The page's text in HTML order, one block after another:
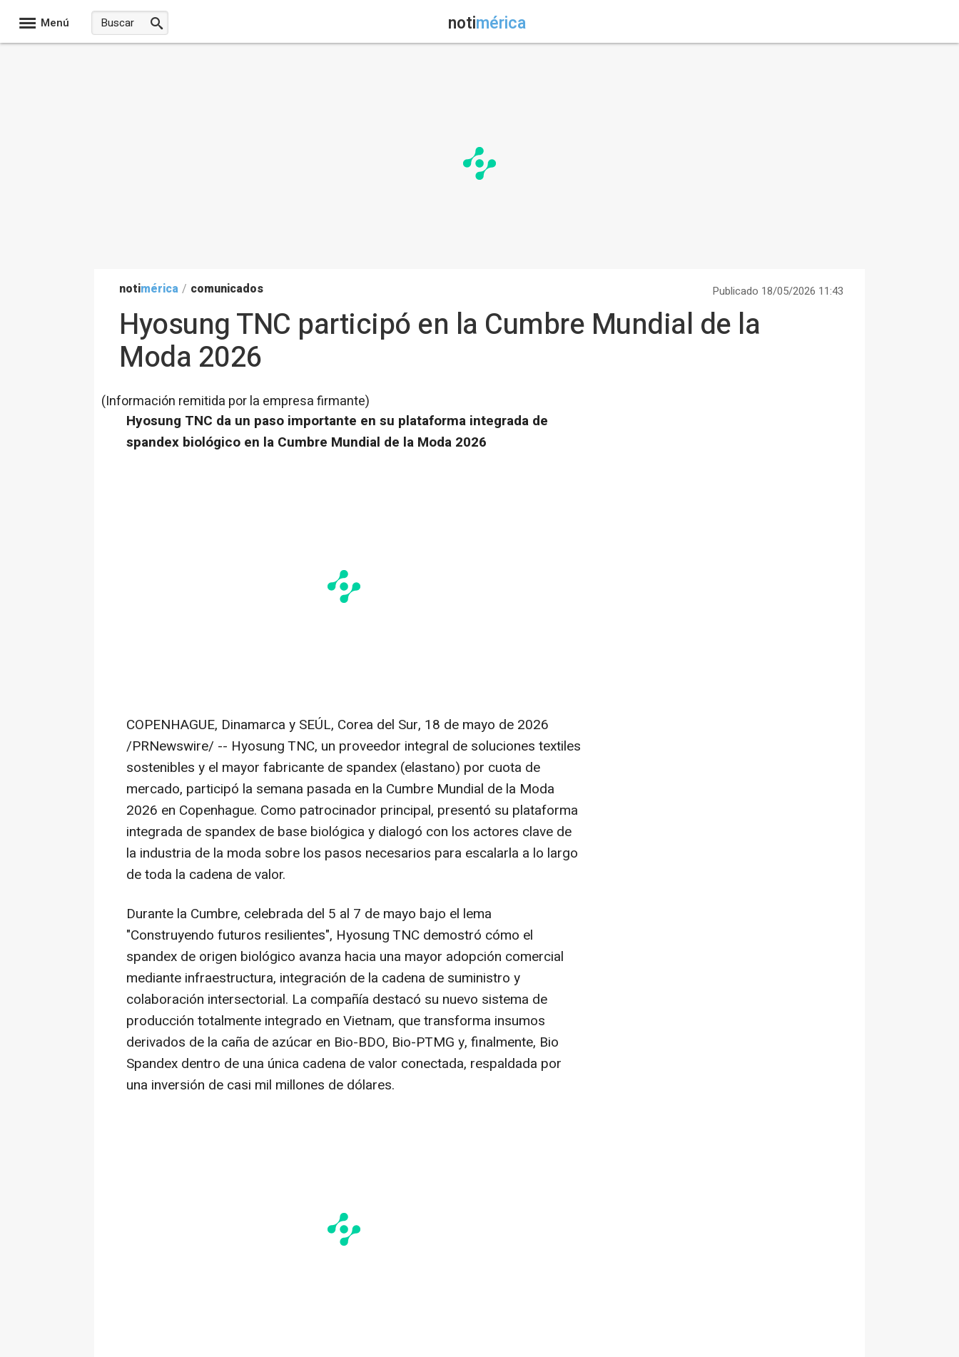
Menú notimérica
notimérica / comunicados Publicado 18/05/2026 11:43
Hyosung TNC participó en la Cumbre Mundial de la
Moda 2026
(Información remitida por la empresa firmante)
Hyosung TNC da un paso importante en su plataforma integrada de
spandex biológico en la Cumbre Mundial de la Moda 2026
COPENHAGUE, Dinamarca y SEÚL, Corea del Sur, 18 de mayo de 2026
/PRNewswire/ -- Hyosung TNC, un proveedor integral de soluciones textiles
sostenibles y el mayor fabricante de spandex (elastano) por cuota de
mercado, participó la semana pasada en la Cumbre Mundial de la Moda
2026 en Copenhague. Como patrocinador principal, presentó su plataforma
integrada de spandex de base biológica y dialogó con los actores clave de
la industria de la moda sobre los pasos necesarios para escalarla a lo largo
de toda la cadena de valor.
Durante la Cumbre, celebrada del 5 al 7 de mayo bajo el lema
"Construyendo futuros resilientes", Hyosung TNC demostró cómo el
spandex de origen biológico avanza hacia una mayor adopción comercial
mediante infraestructura, integración de la cadena de suministro y
colaboración intersectorial. La compañía destacó su nuevo sistema de
producción totalmente integrado en Vietnam, que transforma insumos
derivados de la caña de azúcar en Bio-BDO, Bio-PTMG y, finalmente, Bio
Spandex dentro de una única cadena de valor conectada, respaldada por
una inversión de casi mil millones de dólares.